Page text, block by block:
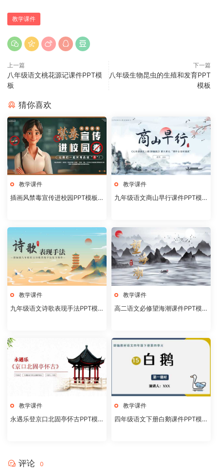
教学课件
上一篇
八年级语文桃花源记课件PPT模
板
下一篇
八年级生物昆虫的生殖和发育PPT
模板
猜你喜欢
教学课件
插画风禁毒宣传进校园PPT模板2
教学课件
九年级语文商山早行课件PPT模
教学课件
九年级语文诗歌表现手法PPT模
教学课件
高二语文必修望海潮课件PPT模
教学课件
永遇乐登京口北固亭怀古PPT模
教学课件
四年级语文下册白鹅课件PPT模
评论 0